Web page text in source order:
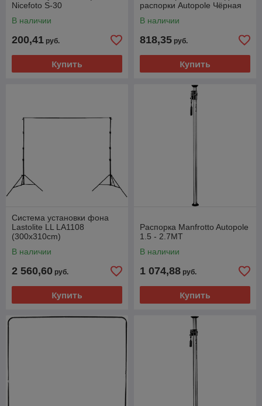
Nicefoto S-30
В наличии
200,41 руб.
Купить
распорки Autopole Чёрная
В наличии
818,35 руб.
Купить
Система установки фона
Lastolite LL LA1108
(300x310cm)
В наличии
2 560,60 руб.
Купить
Распорка Manfrotto Autopole
1.5 - 2.7MT
В наличии
1 074,88 руб.
Купить